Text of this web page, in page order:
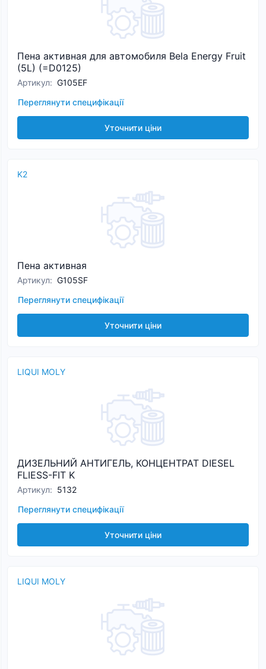
Пена активная для автомобиля Bela Energy Fruit
(5L) (=D0125)
Артикул: G105EF
Переглянути специфікації
Уточнити ціни
K2
Пена активная
Артикул: G105SF
Переглянути специфікації
Уточнити ціни
LIQUI MOLY
ДИЗЕЛЬНИЙ АНТИГЕЛЬ, КОНЦЕНТРАТ DIESEL
FLIESS-FIT K
Артикул: 5132
Переглянути специфікації
Уточнити ціни
LIQUI MOLY